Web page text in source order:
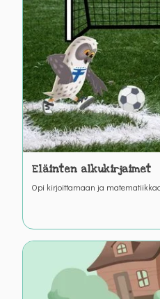
Eläinten alkukirjaimet
Opi kirjoittamaan ja